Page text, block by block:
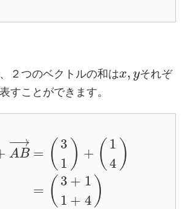
２つのベクトルの和はx, yそれぞ
すことができます。
AB
−→
−
= ( 3
1 ) + ( 1
4 )
= ( 3 + 1
1 + 4 )